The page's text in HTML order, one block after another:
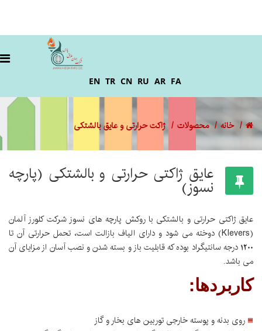
FA
AR
RU
CN
TR
EN
خانه محصولات ژاکت حرارتی و عایق بالشتکی
عایق ژاکتی حرارتی و بالشتکی (پارچه
نسوز)
عایق ژاکتی حرارتی و بالشتکی با روکش پارچه های نسوز شرکت کلورز آلمان
(Klevers) دوخته می شود و دارای الیاف بازالت است، تحمل حرارتی آن تا
1200 درجه سانتیگراد بوده که قابلیت باز و بسته شدن و نصب آسان از مزایای آن
می باشد.
کاربردها:
روی بدنه و پوسته خارجی توربین های بخار و گاز